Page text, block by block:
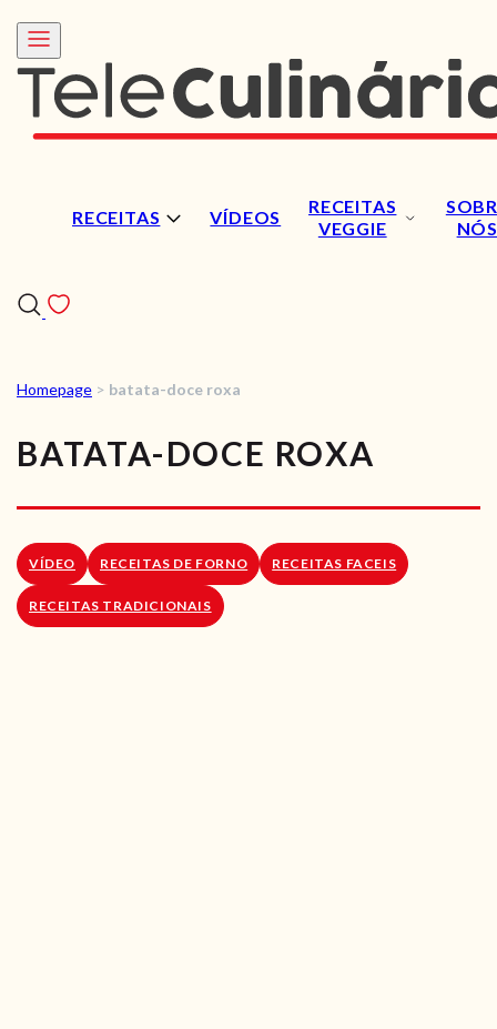
RECEITAS VÍDEOS
RECEITAS
VEGGIE
NÓS
RECEITAS
VÍDEOS
RECEITAS VEGGIE
SOBRE NÓS
LOJA ONLINE
Homepage > batata-doce roxa
BATATA-DOCE ROXA
VÍDEO RECEITAS DE FORNO RECEITAS FACEIS
RECEITAS TRADICIONAIS